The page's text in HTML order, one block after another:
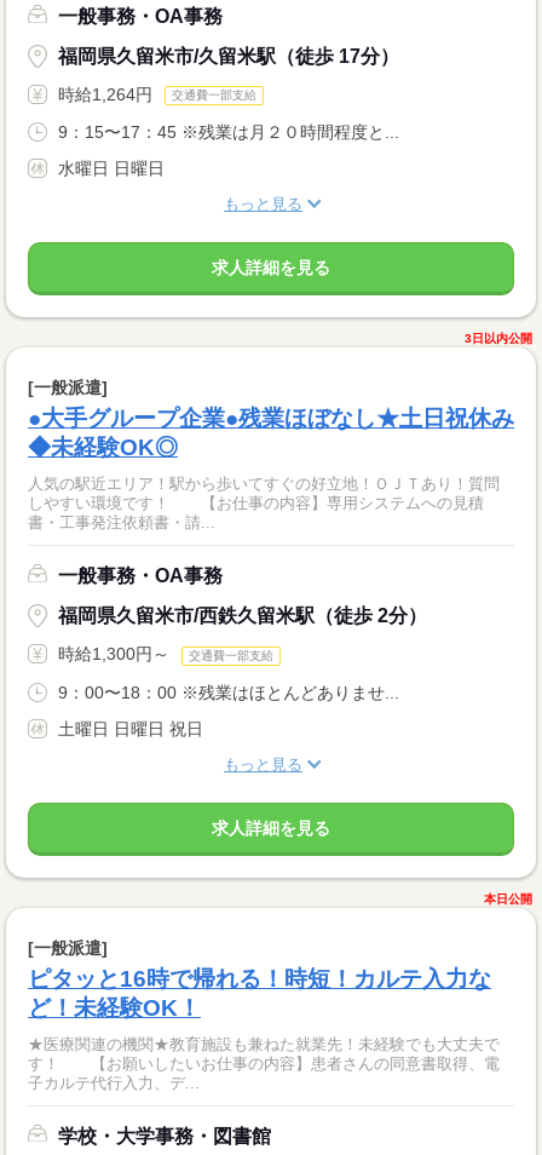
一般事務・OA事務
福岡県久留米市/久留米駅（徒歩 17分）
時給1,264円 交通費一部支給
9：15〜17：45 ※残業は月２０時間程度と...
水曜日 日曜日
もっと見る
求人詳細を見る
3日以内公開
[一般派遣]
●大手グループ企業●残業ほぼなし★土日祝休み
◆未経験OK◎
人気の駅近エリア！駅から歩いてすぐの好立地！ＯＪＴあり！質問
しやすい環境です！ 【お仕事の内容】専用システムへの見積
書・工事発注依頼書・請...
一般事務・OA事務
福岡県久留米市/西鉄久留米駅（徒歩 2分）
時給1,300円～ 交通費一部支給
9：00〜18：00 ※残業はほとんどありませ...
土曜日 日曜日 祝日
もっと見る
求人詳細を見る
本日公開
[一般派遣]
ピタッと16時で帰れる！時短！カルテ入力な
ど！未経験OK！
★医療関連の機関★教育施設も兼ねた就業先！未経験でも大丈夫で
す！ 【お願いしたいお仕事の内容】患者さんの同意書取得、電
子カルテ代行入力、デ...
学校・大学事務・図書館